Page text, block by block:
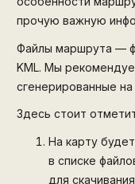
прочую важную
Файлы маршрута —
KML. Мы
сгенерированные на
Здесь стоит
На карту
в списке
для